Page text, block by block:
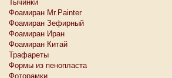
Тычинки
Фоамиран Mr.Painter
Фоамиран Зефирный
Фоамиран Иран
Фоамиран Китай
Трафареты
Формы из пенопласта
Фоторамки